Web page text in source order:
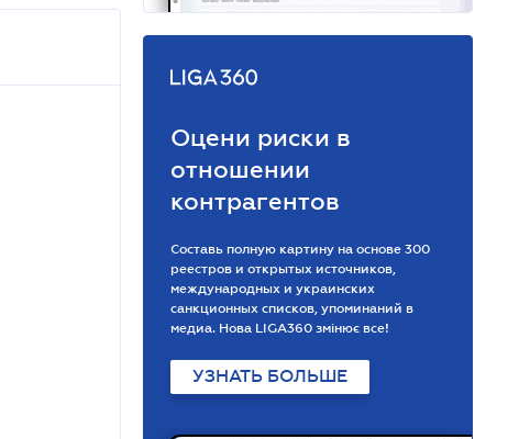
Оцени риски в
отношении
контрагентов
Составь полную картину на основе 300
реестров и открытых источников,
международных и украинских
санкционных списков, упоминаний в
медиа. Нова LIGA360 змінює все!
УЗНАТЬ БОЛЬШЕ